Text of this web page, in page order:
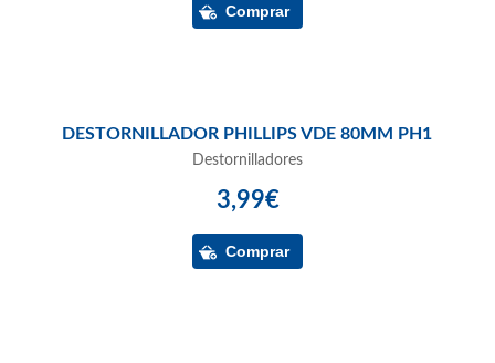
DESTORNILLADOR PHILLIPS VDE 80MM PH1
Destornilladores
3,99€